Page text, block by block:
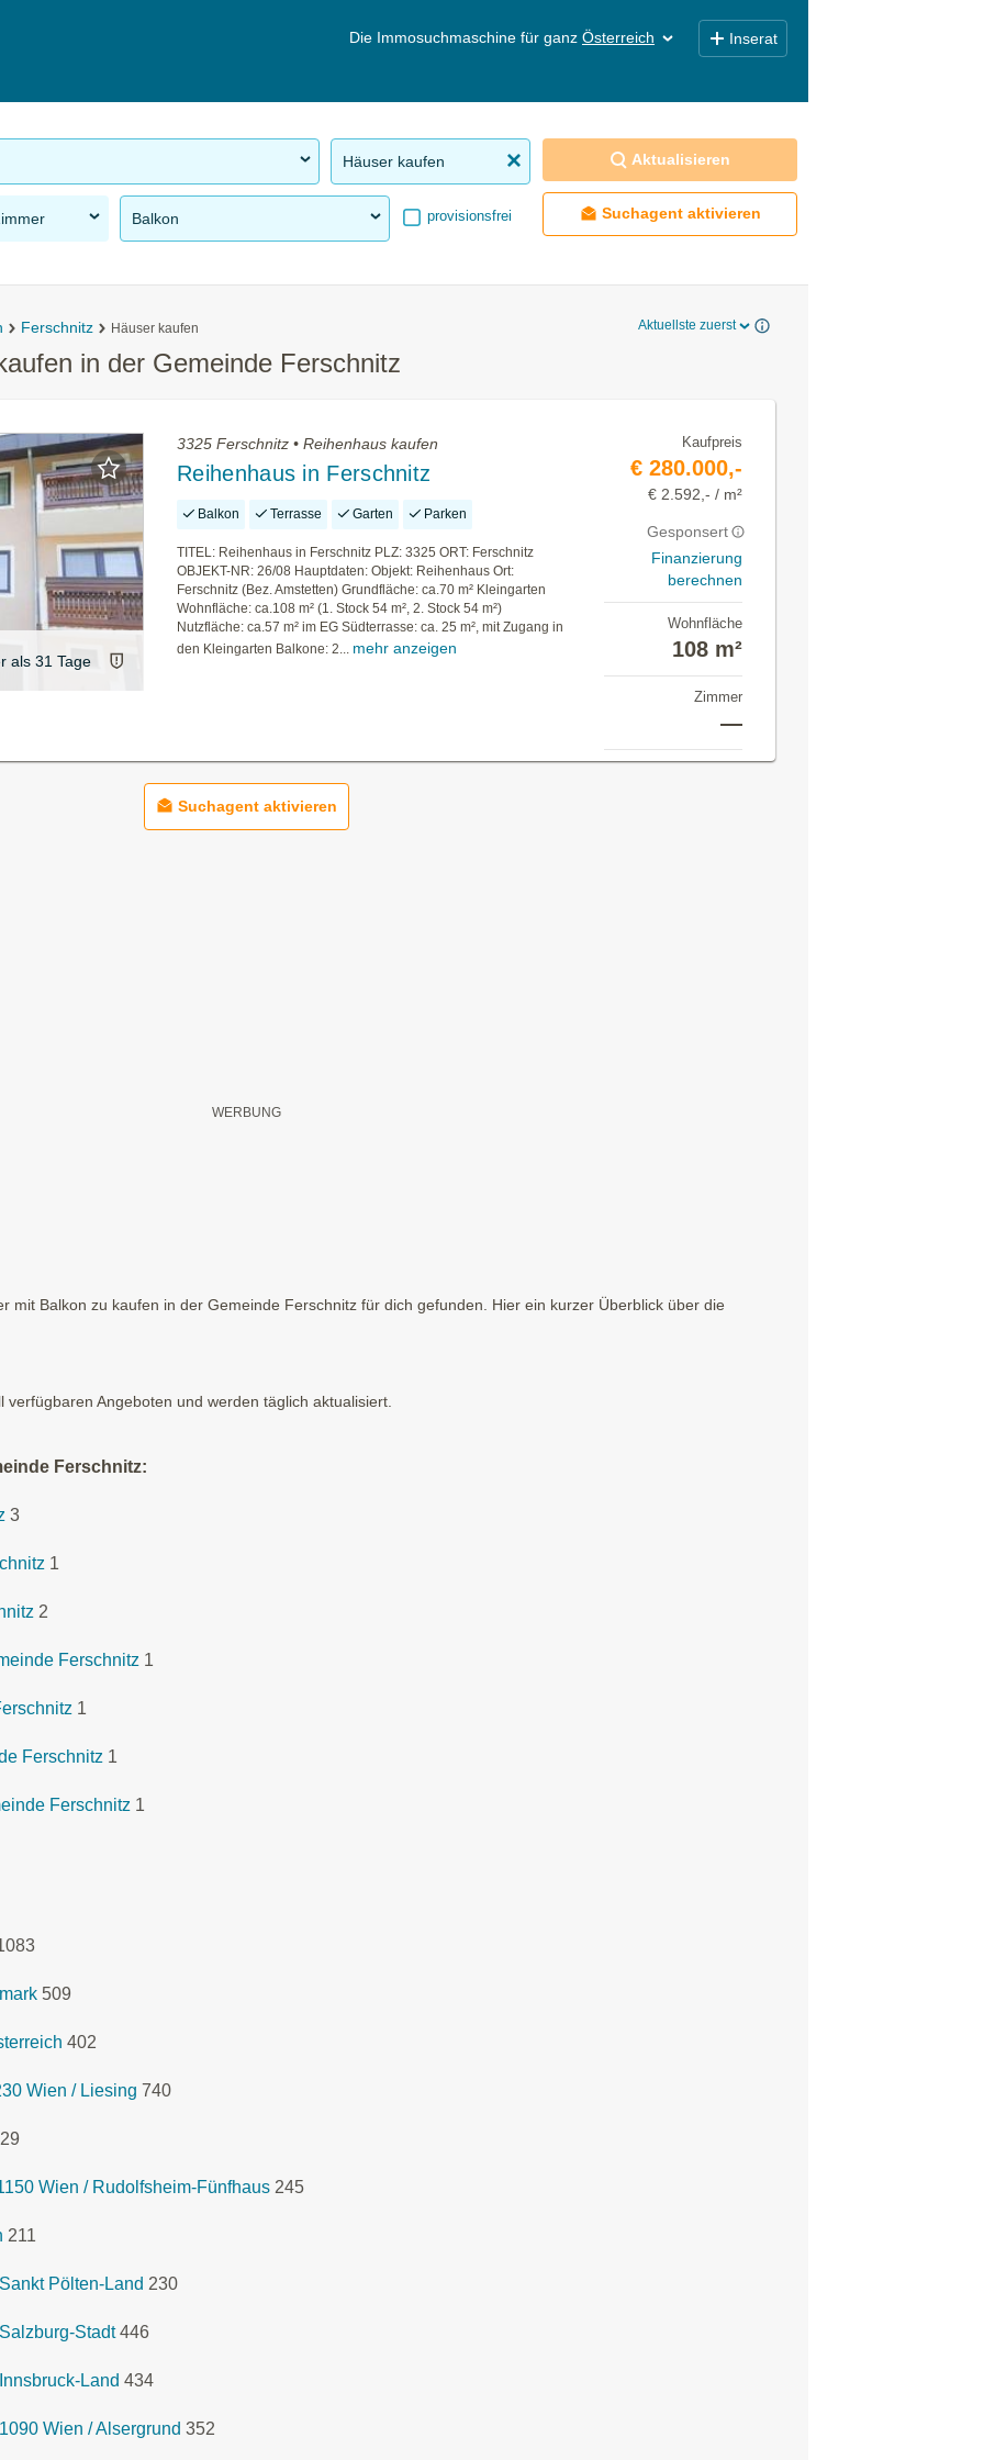
Die Immosuchmaschine für ganz Österreich Inserat
Häuser kaufen
Balkon provisionsfrei
Aktualisieren
Suchagent aktivieren
Ferschnitz Häuser kaufen Aktuellste zuerst
in der Gemeinde Ferschnitz
als 31 Tage
3325 Ferschnitz • Reihenhaus kaufen
Reihenhaus in Ferschnitz
Balkon Terrasse Garten Parken
TITEL: Reihenhaus in Ferschnitz PLZ: 3325 ORT: Ferschnitz
OBJEKT-NR: 26/08 Hauptdaten: Objekt: Reihenhaus Ort:
Ferschnitz (Bez. Amstetten) Grundfläche: ca.70 m² Kleingarten
Wohnfläche: ca.108 m² (1. Stock 54 m², 2. Stock 54 m²)
Nutzfläche: ca.57 m² im EG Südterrasse: ca. 25 m², mit Zugang in
den Kleingarten Balkone: 2... mehr anzeigen
Kaufpreis
€ 280.000,-
€ 2.592,- / m²
Gesponsert
Finanzierung
berechnen
Wohnfläche
108 m²
Zimmer
—
Suchagent aktivieren
mit Balkon zu kaufen in der Gemeinde Ferschnitz für dich gefunden. Hier ein kurzer Überblick über die
Angeboten und werden täglich aktualisiert.
Ferschnitz:
3
1
2
Ferschnitz 1
1
Ferschnitz 1
Ferschnitz 1
509
402
Wien / Liesing 740
Wien / Rudolfsheim-Fünfhaus 245
211
Pölten-Land 230
Stadt 446
Land 434
Wien / Alsergrund 352